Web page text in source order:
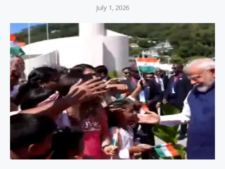
July 1, 2026